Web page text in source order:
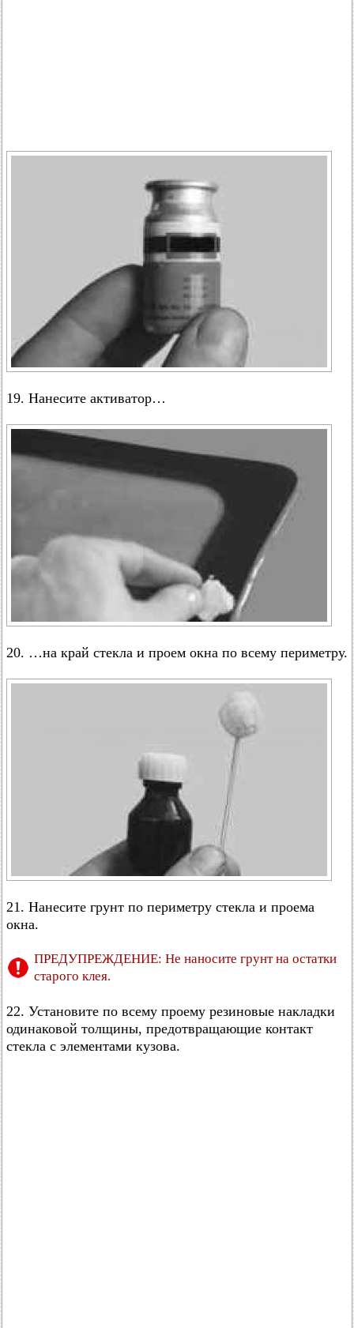
19. Нанесите активатор…
20. …на край стекла и проем окна по всему периметру.
21. Нанесите грунт по периметру стекла и проема
окна.
ПРЕДУПРЕЖДЕНИЕ: Не наносите грунт на остатки
старого клея.
22. Установите по всему проему резиновые накладки
одинаковой толщины, предотвращающие контакт
стекла с элементами кузова.